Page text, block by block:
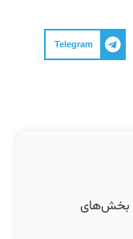
Telegram
بخش‌های